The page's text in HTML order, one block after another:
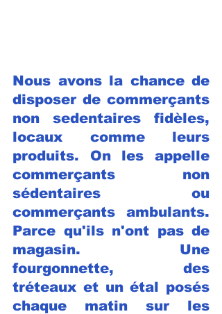
Nous avons la chance de
disposer de commerçants
non sedentaires fidèles,
locaux comme leurs
produits. On les appelle
commerçants non
sédentaires ou
commerçants ambulants.
Parce qu'ils n'ont pas de
magasin. Une
fourgonnette, des
tréteaux et un étal posés
chaque matin sur les